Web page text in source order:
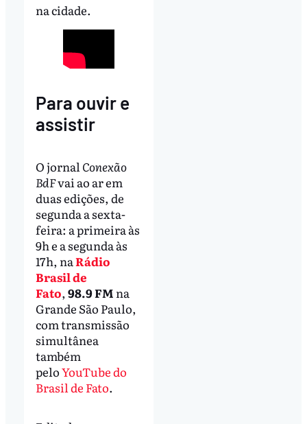
na cidade.
Para ouvir e
assistir
O jornalConexão
BdFvai ao ar em
duas edições, de
segunda a sexta-
feira: a primeira às
9h e a segunda às
17h, naRádio
Brasil de
Fato, 98.9 FM na
Grande São Paulo,
com transmissão
simultânea
também
peloYouTube do
Brasil de Fato.